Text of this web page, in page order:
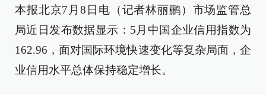
本报北京7月8日电（记者林丽鹂）市场监管总
局近日发布数据显示：5月中国企业信用指数为
162.96，面对国际环境快速变化等复杂局面，企
业信用水平总体保持稳定增长。